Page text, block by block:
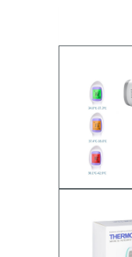
₪91.00.
הוא: